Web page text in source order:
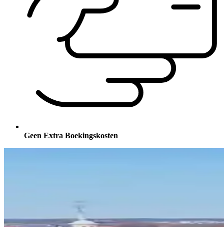
Geen Extra Boekingskosten